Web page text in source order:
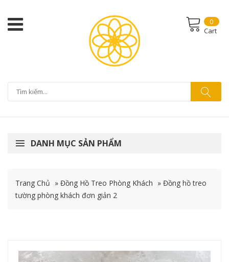
0
Cart
DANH MỤC SẢN PHẨM
Trang Chủ » Đồng Hồ Treo Phòng Khách » Đồng hồ treo
tường phòng khách đơn giản 2